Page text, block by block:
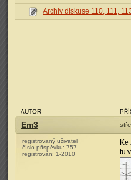
Archiv diskuse 110, 111,
AUTOR
Em3
registrovaný uživatel
číslo příspěvku: 757
registrován: 1-2010
Ke
tu